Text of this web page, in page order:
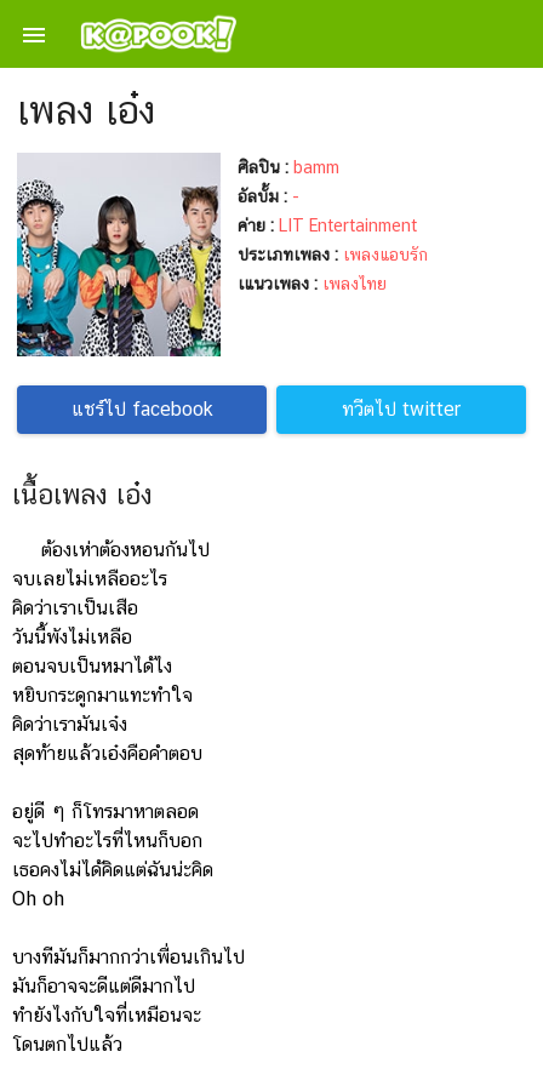

เพลง เอ๋ง
ศิลปิน : bamm
อัลบั้ม : -
ค่าย :
LIT Entertainment
ประเภทเพลง : เพลงแอบรัก
เแนวเพลง : เพลงไทย
แชร์ไป facebook ทวีตไป twitter
เนื้อเพลง เอ๋ง
ต้องเห่าต้องหอนกันไป
จบเลยไม่เหลืออะไร
คิดว่าเราเป็นเสือ
วันนี้พังไม่เหลือ
ตอนจบเป็นหมาได้ไง
หยิบกระดูกมาแทะทำใจ
คิดว่าเรามันเจ๋ง
สุดท้ายแล้วเอ๋งคือคำตอบ
อยู่ดี ๆ ก็โทรมาหาตลอด
จะไปทำอะไรที่ไหนก็บอก
เธอคงไม่ได้คิดแต่ฉันน่ะคิด
Oh oh
บางทีมันก็มากกว่าเพื่อนเกินไป
มันก็อาจจะดีแต่ดีมากไป
ทำยังไงกับใจที่เหมือนจะ
โดนตกไปแล้ว